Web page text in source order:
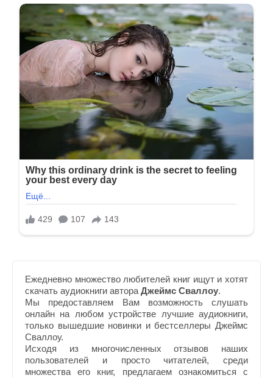
Ежедневно множество любителей книг ищут и хотят
скачать аудиокниги автора Джеймс Сваллоу.
Мы предоставляем Вам возможность слушать
онлайн на любом устройстве лучшие аудиокниги,
только вышедшие новинки и бестселлеры Джеймс
Сваллоу.
Исходя из многочисленных отзывов наших
пользователей и просто читателей, среди
множества его книг, предлагаем ознакомиться с